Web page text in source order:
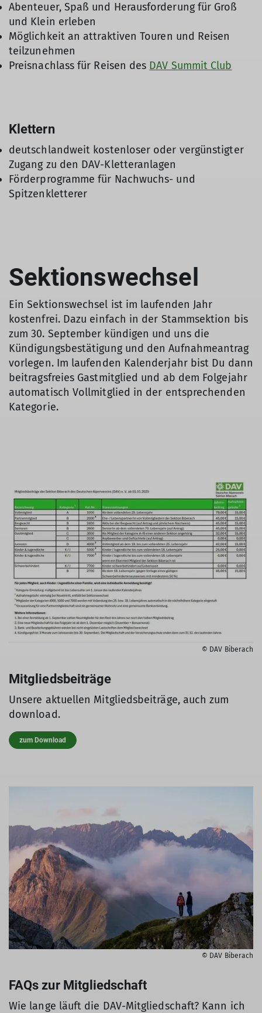
Abenteuer, Spaß und Herausforderung für Groß
und Klein erleben
Möglichkeit an attraktiven Touren und Reisen
teilzunehmen
Preisnachlass für Reisen des DAV Summit Club
Klettern
deutschlandweit kostenloser oder vergünstigter
Zugang zu den DAV-Kletteranlagen
Förderprogramme für Nachwuchs- und
Spitzenkletterer
Sektionswechsel
Ein Sektionswechsel ist im laufenden Jahr
kostenfrei. Dazu einfach in der Stammsektion bis
zum 30. September kündigen und uns die
Kündigungsbestätigung und den Aufnahmeantrag
vorlegen. Im laufenden Kalenderjahr bist Du dann
beitragsfreies Gastmitglied und ab dem Folgejahr
automatisch Vollmitglied in der entsprechenden
Kategorie.
© DAV Biberach
Mitgliedsbeiträge
Unsere aktuellen Mitgliedsbeiträge, auch zum
download.
zum Download
© DAV Biberach
FAQs zur Mitgliedschaft
Wie lange läuft die DAV-Mitgliedschaft? Kann ich